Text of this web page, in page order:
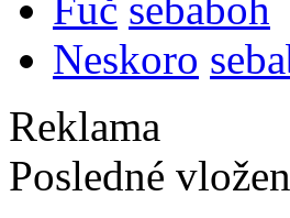
Neskoro
Reklama
Posledné